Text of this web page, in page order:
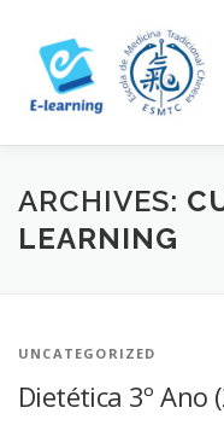
content
ARCHIVES:
LEARNING
UNCATEGORIZED
Dietética 3º Ano